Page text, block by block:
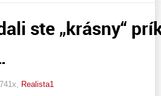
ste „krásny“
Realista1